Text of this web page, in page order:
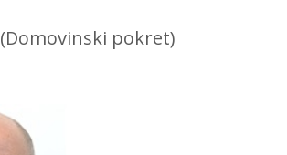
(Domovinski pokret)